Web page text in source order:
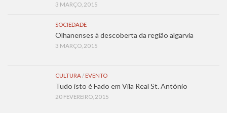
3 MARÇO, 2015
SOCIEDADE
Olhanenses à descoberta da região algarvia
3 MARÇO, 2015
CULTURA/ EVENTO
Tudo isto é Fado em Vila Real St. António
20 FEVEREIRO, 2015